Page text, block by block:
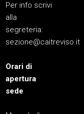
Per info scrivi
alla
segreteria:
sezione@caitreviso.it
Orari di
apertura
sede